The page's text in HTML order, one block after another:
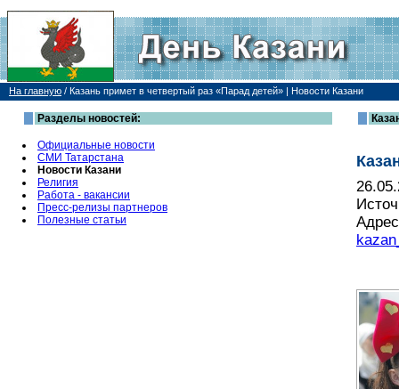
На главную / Казань примет в четвертый раз «Парад детей» | Новости Казани
Разделы новостей:
Официальные новости
СМИ Татарстана
Новости Казани
Религия
Работа - вакансии
Пресс-релизы партнеров
Полезные статьи